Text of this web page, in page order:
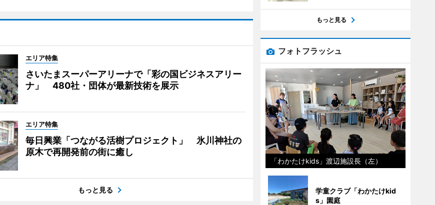
エリア特集
さいたまスーパーアリーナで「彩の国ビジネスアリー
ナ」 480社・団体が最新技術を展示
エリア特集
毎日興業「つながる活樹プロジェクト」 氷川神社の
原木で再開発前の街に癒し
もっと見る
もっと見る
フォトフラッシュ
「わかたけkids」渡辺施設長（左）
学童クラブ「わかたけkid
s」園庭